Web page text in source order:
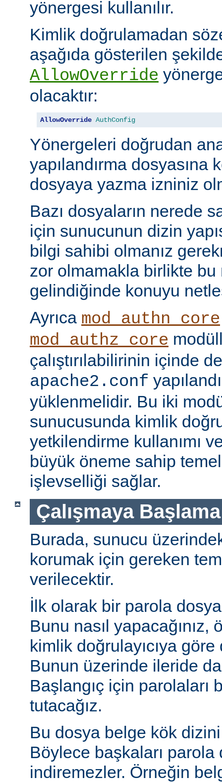
yönergesi kullanılır.
Kimlik doğrulamadan
aşağıda gösterilen
AllowOverride
olacaktır:
AllowOverride AuthConfig
Yönergeleri doğrudan
yapılandırma dosyasına
dosyaya yazma izniniz
Bazı dosyaların nerede
için sunucunun dizin
bilgi sahibi olmanız
zor olmamakla birlikte bu
gelindiğinde konuyu
Ayrıca mod_authn_core
mod_authz_core
çalıştırılabilirinin içinde
apache2.conf
yüklenmelidir. Bu iki
sunucusunda kimlik
yetkilendirme kullanımı
büyük öneme sahip
işlevselliği sağlar.
Çalışmaya Başlama
Burada, sunucu
korumak için gereken
verilecektir.
İlk olarak bir parola
Bunu nasıl
kimlik doğrulayıcıya
Bunun üzerinde ileride
Başlangıç için parolaları
tutacağız.
Bu dosya belge kök dizini
Böylece başkaları parola
indiremezler. Örneğin